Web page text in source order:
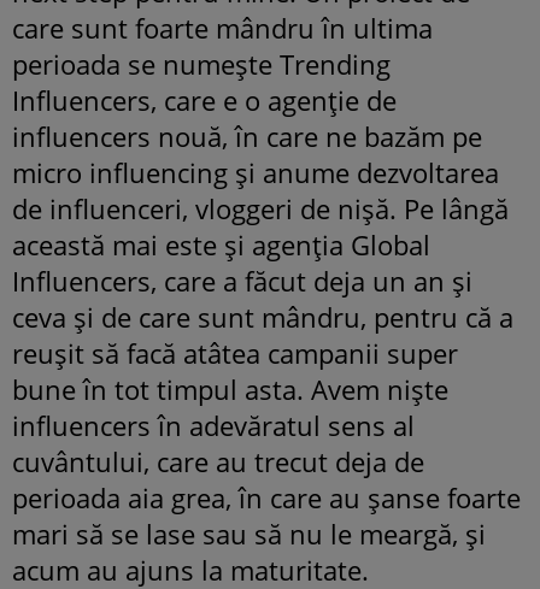
care sunt foarte mândru în ultima
perioada se numește Trending
Influencers, care e o agenție de
influencers nouă, în care ne bazăm pe
micro influencing și anume dezvoltarea
de influenceri, vloggeri de nișă. Pe lângă
această mai este și agenția Global
Influencers, care a făcut deja un an și
ceva și de care sunt mândru, pentru că a
reușit să facă atâtea campanii super
bune în tot timpul asta. Avem niște
influencers în adevăratul sens al
cuvântului, care au trecut deja de
perioada aia grea, în care au șanse foarte
mari să se lase sau să nu le meargă, și
acum au ajuns la maturitate.